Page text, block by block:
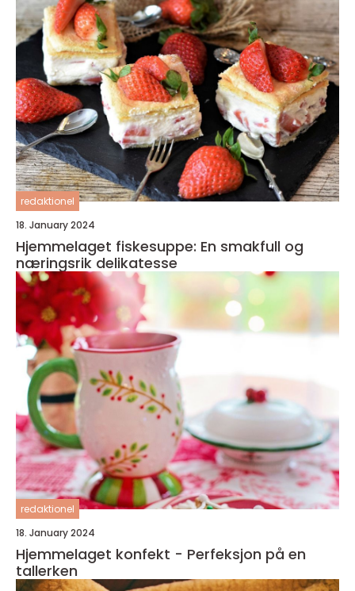
redaktionel
18. January 2024
Hjemmelaget fiskesuppe: En smakfull og
næringsrik delikatesse
redaktionel
18. January 2024
Hjemmelaget konfekt - Perfeksjon på en
tallerken